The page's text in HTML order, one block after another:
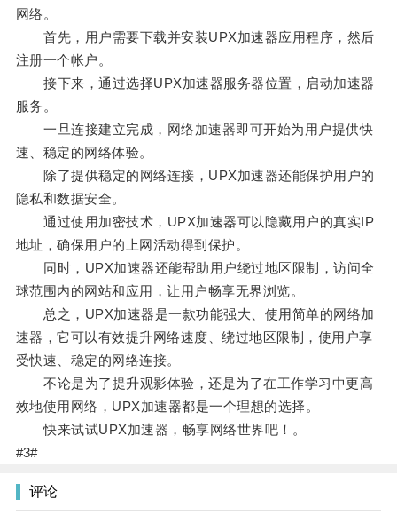
网络。
首先，用户需要下载并安装UPX加速器应用程序，然后
注册一个帐户。
接下来，通过选择UPX加速器服务器位置，启动加速器
服务。
一旦连接建立完成，网络加速器即可开始为用户提供快
速、稳定的网络体验。
除了提供稳定的网络连接，UPX加速器还能保护用户的
隐私和数据安全。
通过使用加密技术，UPX加速器可以隐藏用户的真实IP
地址，确保用户的上网活动得到保护。
同时，UPX加速器还能帮助用户绕过地区限制，访问全
球范围内的网站和应用，让用户畅享无界浏览。
总之，UPX加速器是一款功能强大、使用简单的网络加
速器，它可以有效提升网络速度、绕过地区限制，使用户享
受快速、稳定的网络连接。
不论是为了提升观影体验，还是为了在工作学习中更高
效地使用网络，UPX加速器都是一个理想的选择。
快来试试UPX加速器，畅享网络世界吧！。
#3#
评论